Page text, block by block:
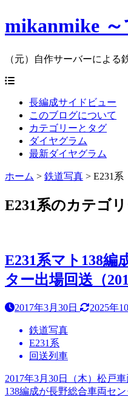
mikanmike
（元）自作サーバーによる
長編成サイドビュー
このブログについて
カテゴリーとタグ
ダイヤグラム
最新ダイヤグラム
ホーム > 鉄道写真 > E231系
E231系のカテゴ
E231系マト138編
ター出場回送（
2017年3月30日 2025年
鉄道写真
E231系
回送列車
2017年3月30日（木）松戸
138編成が長野総合車両セ